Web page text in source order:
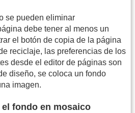
se pueden eliminar
debe tener al menos un
el botón de copia de la página
reciclaje, las preferencias de los
desde el editor de páginas son
diseño, se coloca un fondo
imagen.
fondo en mosaico